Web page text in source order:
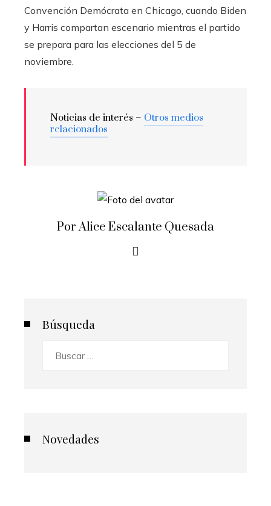
Convención Demócrata en Chicago, cuando Biden
y Harris compartan escenario mientras el partido
se prepara para las elecciones del 5 de
noviembre.
Noticias de interés – Otros medios
relacionados
Por Alice Escalante Quesada
Búsqueda
Novedades